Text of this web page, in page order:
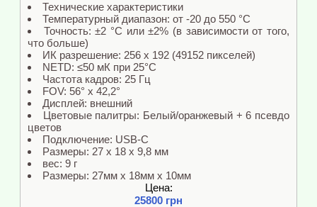
Технические характеристики
Температурный диапазон: от -20 до 550 °C
Точность: ±2 °C или ±2% (в зависимости от того,
что больше)
ИК разрешение: 256 x 192 (49152 пикселей)
NETD: ≤50 мК при 25°C
Частота кадров: 25 Гц
FOV: 56° x 42,2°
Дисплей: внешний
Цветовые палитры: Белый/оранжевый + 6 псевдо
цветов
Подключение: USB-C
Размеры: 27 x 18 x 9,8 мм
вес: 9 г
Размеры: 27мм x 18мм x 10мм
Цена:
25800 грн